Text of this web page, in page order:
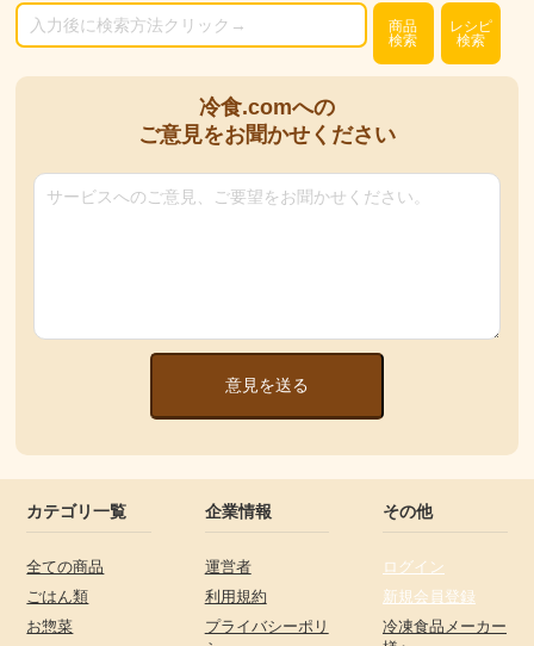
商品
検索
レシピ
検索
冷食.comへの
ご意見をお聞かせください
意見を送る
カテゴリ一覧
全ての商品
ごはん類
お惣菜
企業情報
運営者
利用規約
プライバシーポリ
その他
ログイン
新規会員登録
冷凍食品メーカー